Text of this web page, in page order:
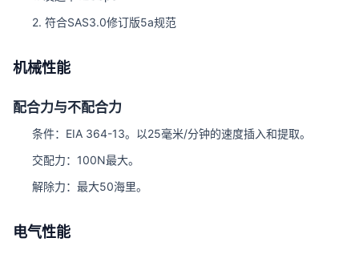
2. 符合SAS3.0修订版5a规范
机械性能
配合力与不配合力
条件：EIA 364-13。以25毫米/分钟的速度插入和提取。
交配力：100N最大。
解除力：最大50海里。
电气性能